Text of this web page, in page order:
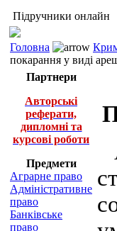
Підручники онлайн
Головна
покарання у виді
Партнери
Авторські
реферати,
дипломні та
курсові роботи
Предмети
Аграрне право
Адміністративне
право
Банківське
право